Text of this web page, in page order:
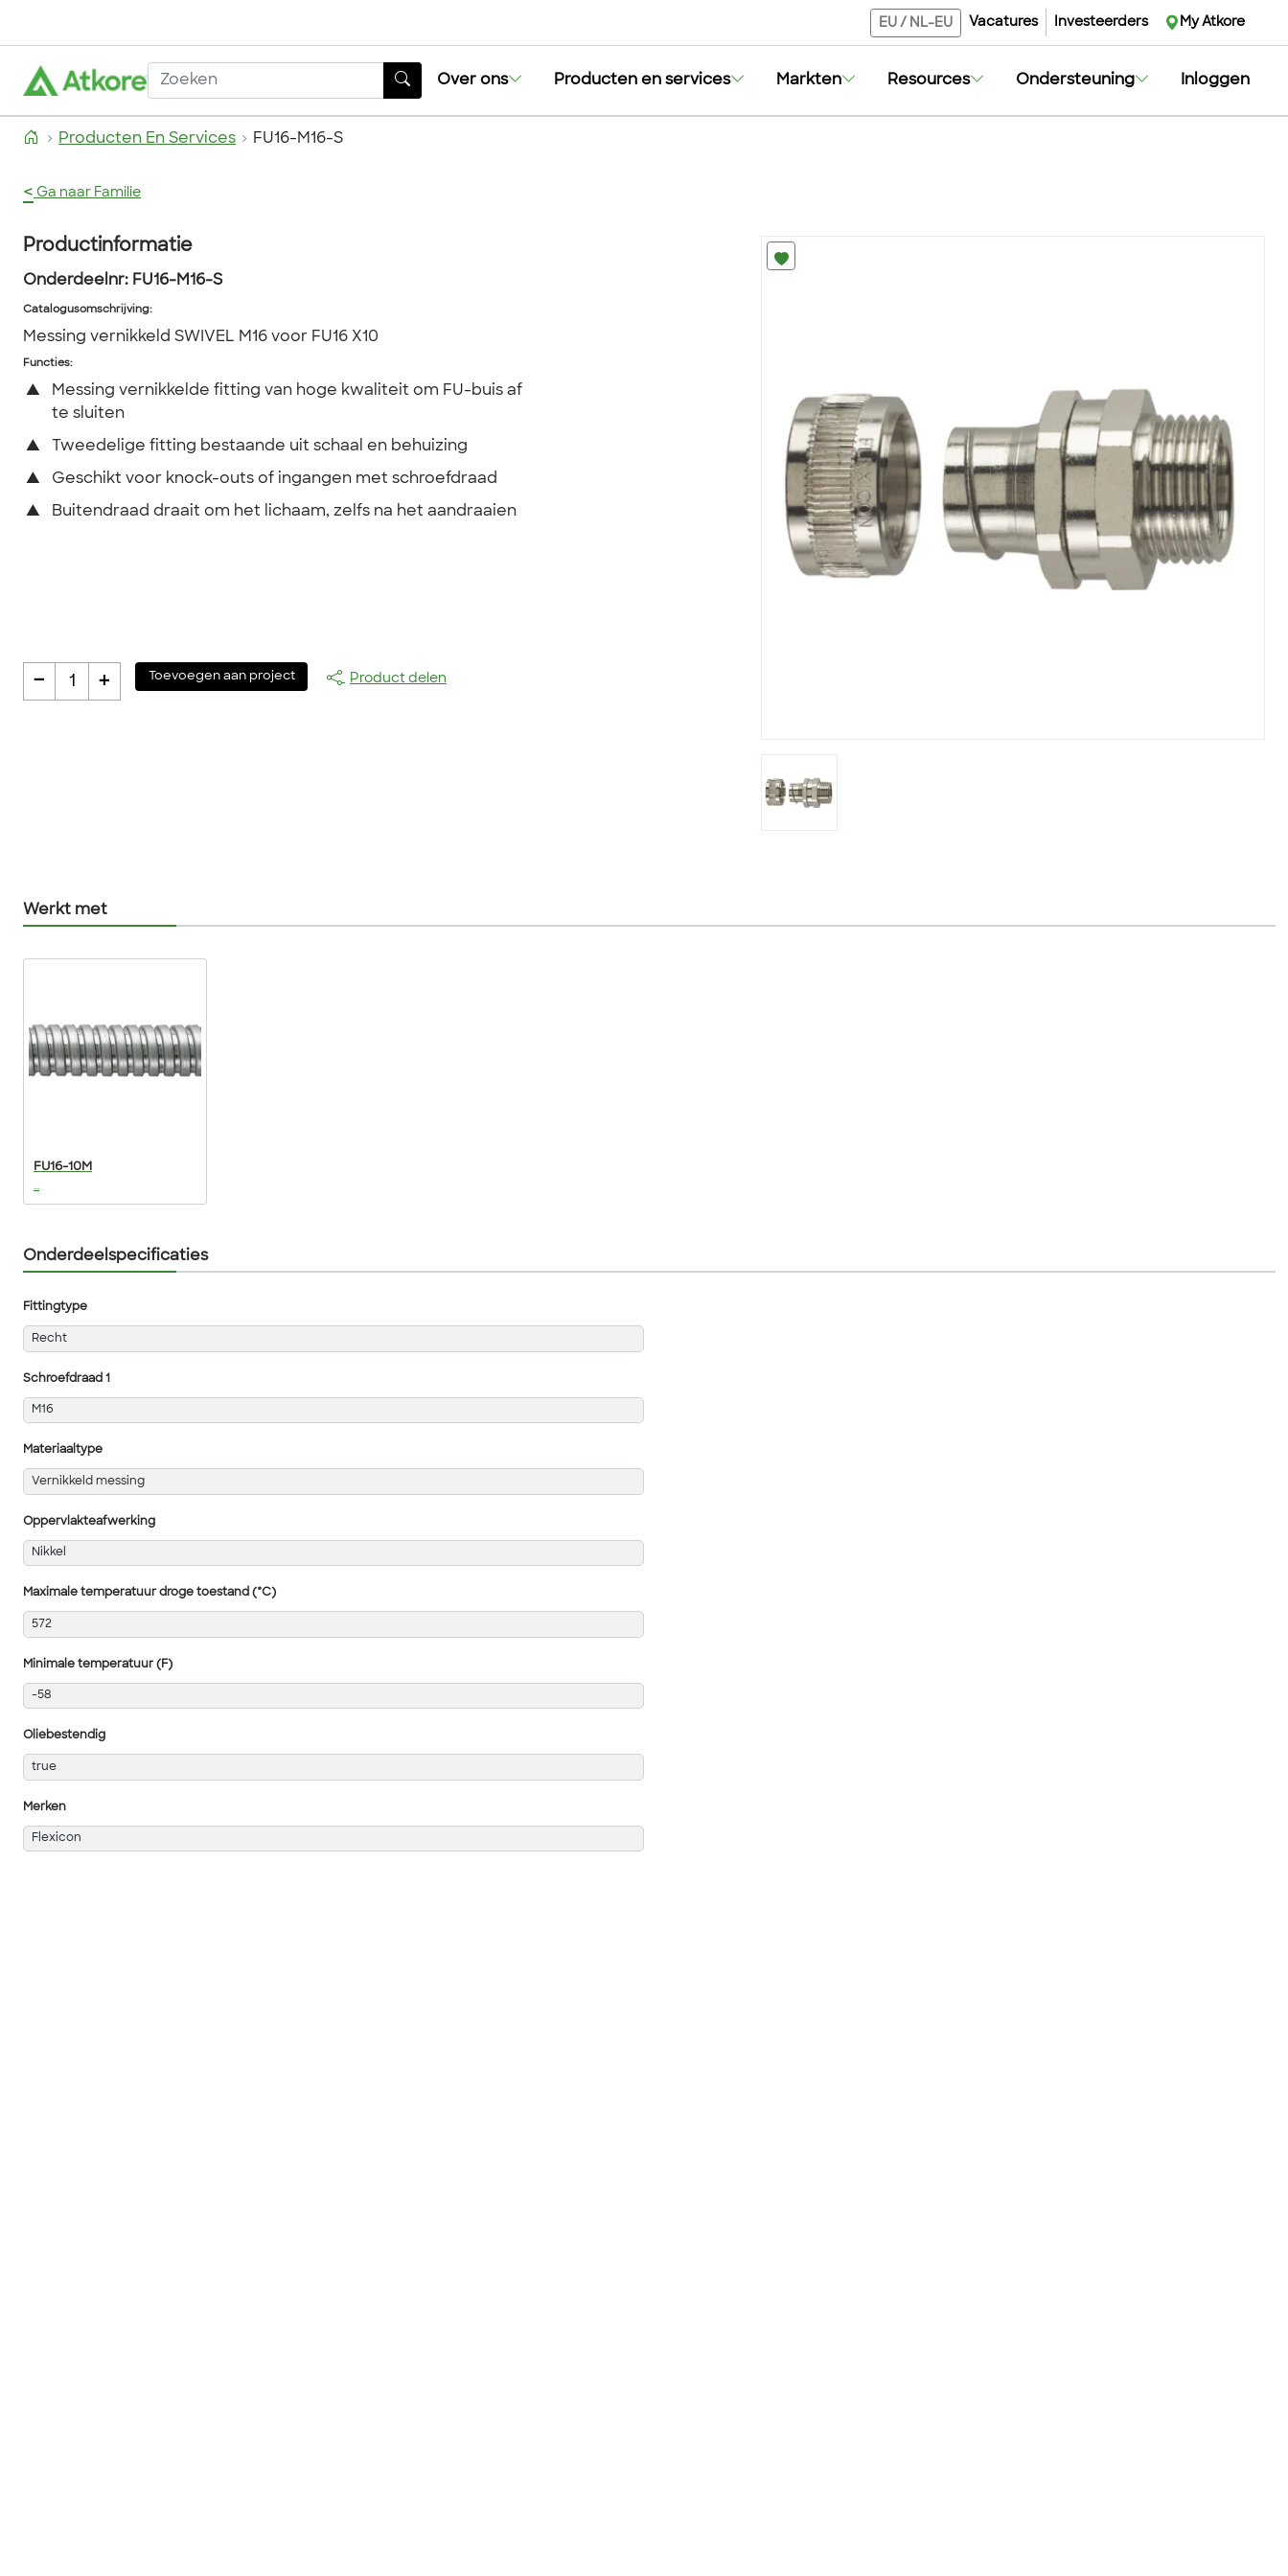
EU / NL-EU Vacatures Investeerders My Atkore
Over ons Producten en services Markten Resources Ondersteuning Inloggen
Producten En Services FU16-M16-S
< Ga naar Familie
Productinformatie
Onderdeelnr: FU16-M16-S
Catalogusomschrijving:
Messing vernikkeld SWIVEL M16 voor FU16 X10
Functies:
▲
Messing vernikkelde fitting van hoge kwaliteit om FU-buis af
te sluiten
▲ Tweedelige fitting bestaande uit schaal en behuizing
▲ Geschikt voor knock-outs of ingangen met schroefdraad
▲ Buitendraad draait om het lichaam, zelfs na het aandraaien
- 1 + Toevoegen aan project Product delen
Werkt met
FU16-10M
...
Onderdeelspecificaties
Fittingtype
Recht
Schroefdraad 1
M16
Materiaaltype
Vernikkeld messing
Oppervlakteafwerking
Nikkel
Maximale temperatuur droge toestand (°C)
572
Minimale temperatuur (F)
-58
Oliebestendig
true
Merken
Flexicon